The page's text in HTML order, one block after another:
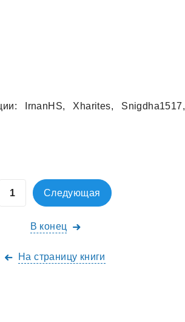
IrnanHS, Xharites, Snigdha1517,
Следующая
В конец
На страницу книги